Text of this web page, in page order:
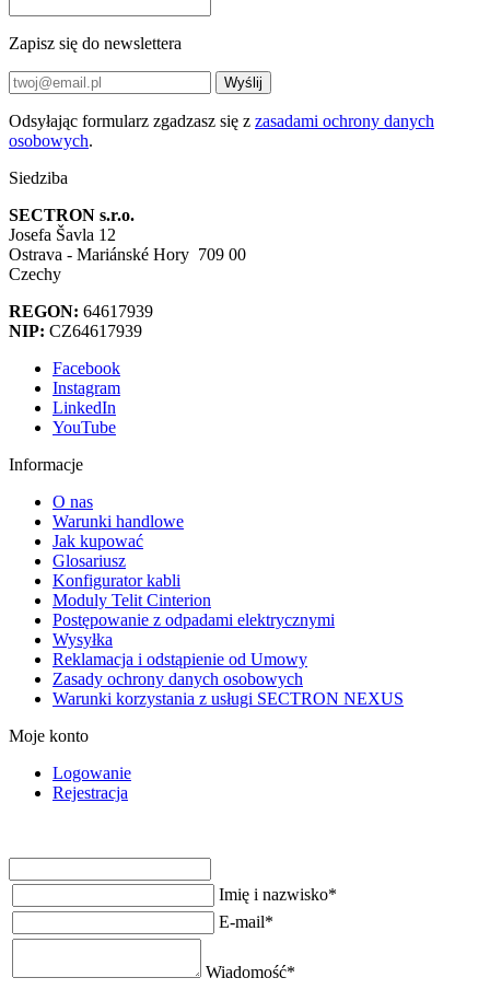
Zapisz się do newslettera
Wyślij
Odsyłając formularz zgadzasz się z zasadami ochrony danych
osobowych.
Siedziba
SECTRON s.r.o.
Josefa Šavla 12
Ostrava - Mariánské Hory 709 00
Czechy
REGON: 64617939
NIP: CZ64617939
Facebook
Instagram
LinkedIn
YouTube
Informacje
O nas
Warunki handlowe
Jak kupować
Glosariusz
Konfigurator kabli
Moduly Telit Cinterion
Postępowanie z odpadami elektrycznymi
Wysyłka
Reklamacja i odstąpienie od Umowy
Zasady ochrony danych osobowych
Warunki korzystania z usługi SECTRON NEXUS
Moje konto
Logowanie
Rejestracja
Imię i nazwisko*
E-mail*
Wiadomość*